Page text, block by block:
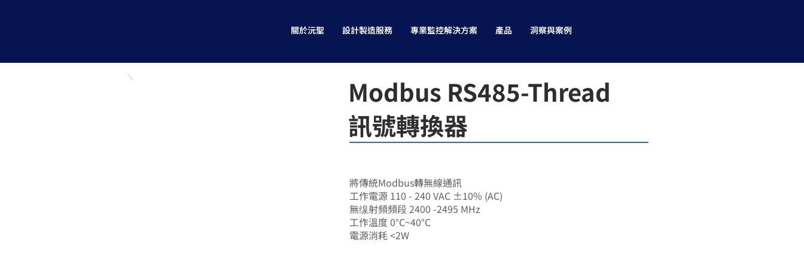
關於沅聖 設計製造服務 專業監控解決方案 產品 洞察與案例
Modbus RS485-Thread
訊號轉換器
將傳統Modbus轉無線通訊
工作電源 110 - 240 VAC ±10% (AC)
無缐射頻頻段 2400 -2495 MHz
工作溫度 0°C~40°C
電源消耗 <2W